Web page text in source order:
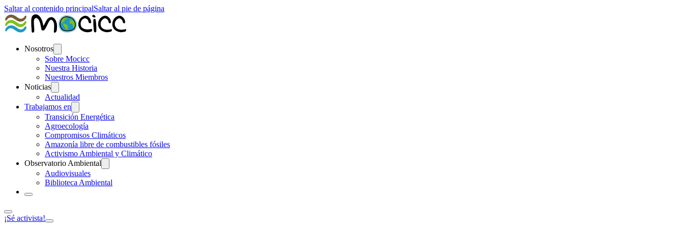
Saltar al contenido principalSaltar al pie de página
Nosotros
Sobre Mocicc
Nuestra Historia
Nuestros Miembros
Noticias
Actualidad
Trabajamos en
Transición Energética
Agroecología
Compromisos Climáticos
Amazonía libre de combustibles fósiles
Activismo Ambiental y Climático
Observatorio Ambiental
Audiovisuales
Biblioteca Ambiental
¡Sé activista!